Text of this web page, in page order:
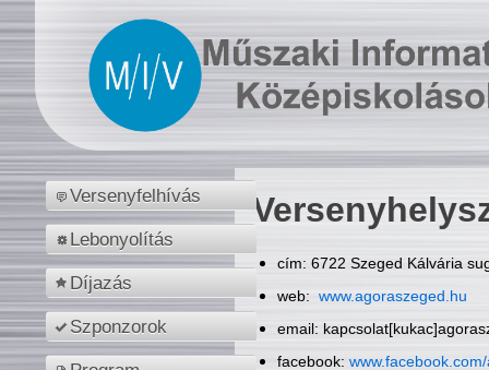
Versenyfelhívás
Lebonyolítás
Díjazás
Szponzorok
cím: 6722 Szeged Kálvária
web: www.agoraszeged.hu
email:
facebook: